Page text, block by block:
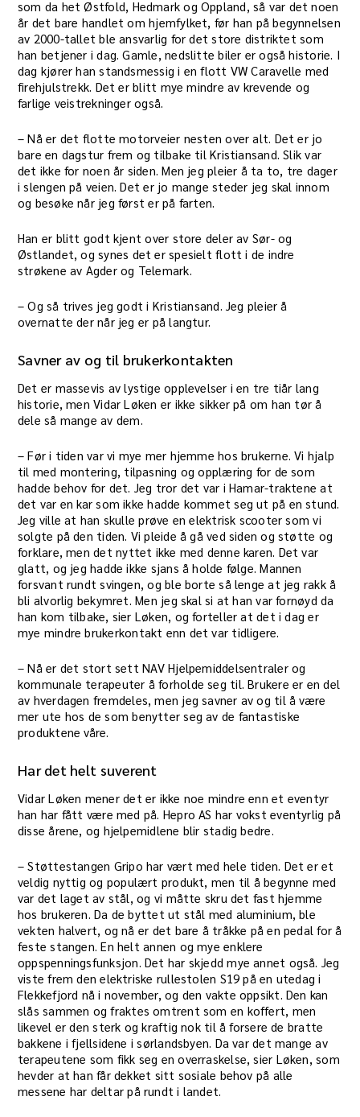
som da het Østfold, Hedmark og Oppland, så var det noen
år det bare handlet om hjemfylket, før han på begynnelsen
av 2000-tallet ble ansvarlig for det store distriktet som
han betjener i dag. Gamle, nedslitte biler er også historie. I
dag kjører han standsmessig i en flott VW Caravelle med
firehjulstrekk. Det er blitt mye mindre av krevende og
farlige veistrekninger også.
– Nå er det flotte motorveier nesten over alt. Det er jo
bare en dagstur frem og tilbake til Kristiansand. Slik var
det ikke for noen år siden. Men jeg pleier å ta to, tre dager
i slengen på veien. Det er jo mange steder jeg skal innom
og besøke når jeg først er på farten.
Han er blitt godt kjent over store deler av Sør- og
Østlandet, og synes det er spesielt flott i de indre
strøkene av Agder og Telemark.
– Og så trives jeg godt i Kristiansand. Jeg pleier å
overnatte der når jeg er på langtur.
Savner av og til brukerkontakten
Det er massevis av lystige opplevelser i en tre tiår lang
historie, men Vidar Løken er ikke sikker på om han tør å
dele så mange av dem.
– Før i tiden var vi mye mer hjemme hos brukerne. Vi hjalp
til med montering, tilpasning og opplæring for de som
hadde behov for det. Jeg tror det var i Hamar-traktene at
det var en kar som ikke hadde kommet seg ut på en stund.
Jeg ville at han skulle prøve en elektrisk scooter som vi
solgte på den tiden. Vi pleide å gå ved siden og støtte og
forklare, men det nyttet ikke med denne karen. Det var
glatt, og jeg hadde ikke sjans å holde følge. Mannen
forsvant rundt svingen, og ble borte så lenge at jeg rakk å
bli alvorlig bekymret. Men jeg skal si at han var fornøyd da
han kom tilbake, sier Løken, og forteller at det i dag er
mye mindre brukerkontakt enn det var tidligere.
– Nå er det stort sett NAV Hjelpemiddelsentraler og
kommunale terapeuter å forholde seg til. Brukere er en del
av hverdagen fremdeles, men jeg savner av og til å være
mer ute hos de som benytter seg av de fantastiske
produktene våre.
Har det helt suverent
Vidar Løken mener det er ikke noe mindre enn et eventyr
han har fått være med på. Hepro AS har vokst eventyrlig på
disse årene, og hjelpemidlene blir stadig bedre.
– Støttestangen Gripo har vært med hele tiden. Det er et
veldig nyttig og populært produkt, men til å begynne med
var det laget av stål, og vi måtte skru det fast hjemme
hos brukeren. Da de byttet ut stål med aluminium, ble
vekten halvert, og nå er det bare å tråkke på en pedal for å
feste stangen. En helt annen og mye enklere
oppspenningsfunksjon. Det har skjedd mye annet også. Jeg
viste frem den elektriske rullestolen S19 på en utedag i
Flekkefjord nå i november, og den vakte oppsikt. Den kan
slås sammen og fraktes omtrent som en koffert, men
likevel er den sterk og kraftig nok til å forsere de bratte
bakkene i fjellsidene i sørlandsbyen. Da var det mange av
terapeutene som fikk seg en overraskelse, sier Løken, som
hevder at han får dekket sitt sosiale behov på alle
messene har deltar på rundt i landet.